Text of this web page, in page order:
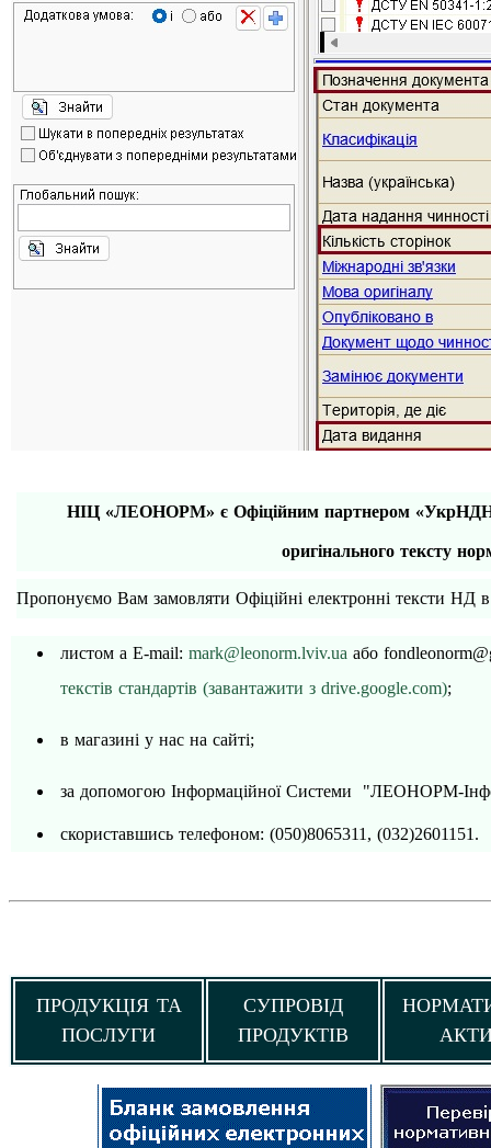
НІЦ «ЛЕОНОРМ» є Офіційним партнером
оригінального тексту
Пропонуємо Вам замовляти Офіційні електронні тексти НД в
листом а E-mail: mark@leonorm.lviv.ua або
текстів стандартів (завантажити з drive.google.com);
в магазині у нас на сайті;
за допомогою Інформаційної Системи "ЛЕОНОРМ-
скориставшись телефоном: (050)8065311, (032)2601151.
ПРОДУКЦІЯ ТА
ПОСЛУГИ
СУПРОВІД
ПРОДУКТІВ